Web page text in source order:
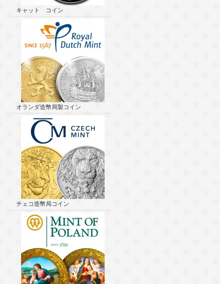
キャット コイン
オランダ造幣局製コイン
チェコ造幣局コイン